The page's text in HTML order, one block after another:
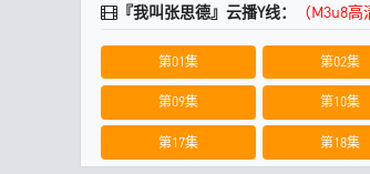
『我叫张思德』云播Y线： （M3u8
第01集 第02集
第09集 第10集
第17集 第18集